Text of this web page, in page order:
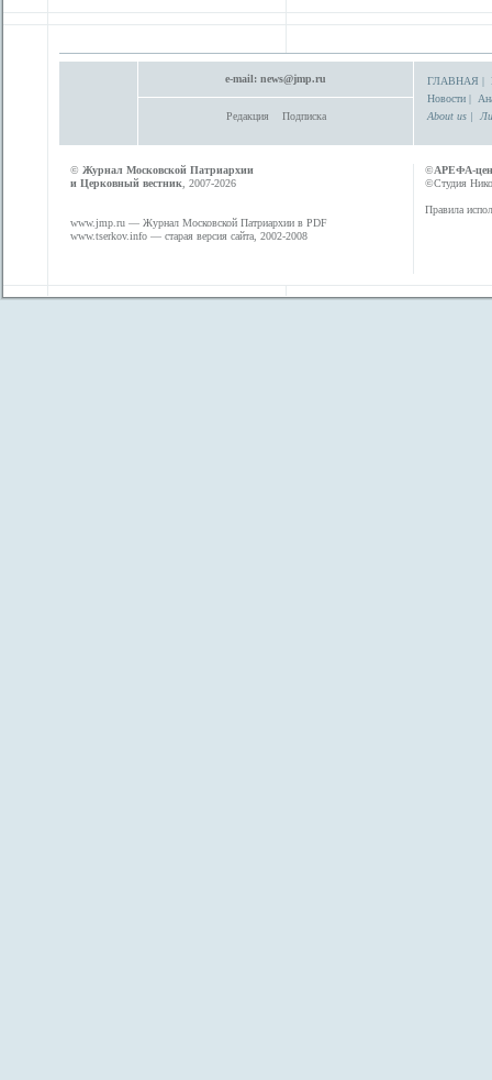
e-mail: news@jmp.ru
Редакция Подписка
ГЛАВНАЯ |
Новости |
About us |
© Журнал Московской Патриархии
и Церковный вестник , 2007-2026
www.jmp.ru — Журнал Московской Патриархии в PDF
www.tserkov.info — старая версия сайта, 2002-2008
©АРЕФА-
©Студия
Правила